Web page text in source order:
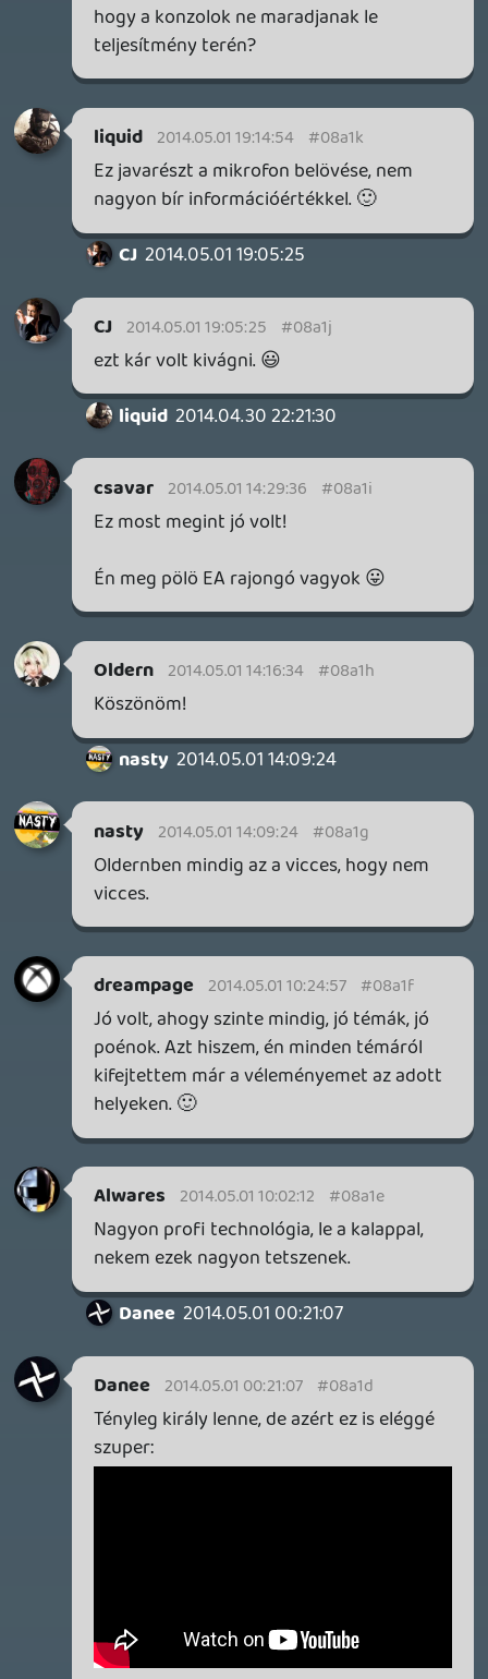
Besz@rás 😃 pont ilyen nyulam van:
1drv.ms /bár itt kicsit más pózban/
Alwares 2014.04.30 20:52:39 #08a14
oculus live stream, koncertekre mindenre.
Pár éve jutott eszembe, csak akkor még
nem VR-al, hanem simán
panorámaképpel(videoval). Speciális
kameralencsékkel szerintem meg lehet
oldani. Imádnám 🙂
liquid
Azt kevésnek érzem. Illetve: megnézem,
hogy mások hogyan csinálják a best
pratice jegyében. 🙂
slickadam 2014.04.30 20:41:10
Lavitz
felőlem ez a nyuszi kép is mehet végig
alatta, csak rakjátok fel! 🙂
slickadam 2014.04.30 20:41:10 #08a11
mondjuk egy G365 logo? 😃
liquid 2014.04.30 20:37:46 #08a10
Vannak terveink azzal is, de oda nem elég
nézni is lehet.
Lavitz 2014.04.30 20:35:47
youtube-ra is lehet kérni? Az is jogos igény
liquid 2014.04.30 19:46:30
mcmacko 2014.04.30 20:26:53 #08a0y
Hzx, aki az itunest hekkeli, mst epp azt
hiszem nincs netkozelben...
slickadam 2014.04.30 19:50:11 #08a0x
thx 🙂
liquid 2014.04.30 19:46:30
liquid
Szerintem meg lehet, és jogos igény.
slickadam 2014.04.30 19:38:11
TomFace 2014.04.30 19:38:20 #08a0v